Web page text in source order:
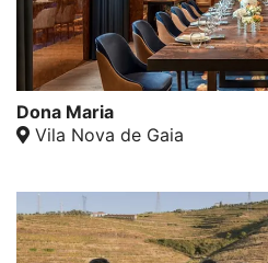
Dona Maria
Vila Nova de Gaia